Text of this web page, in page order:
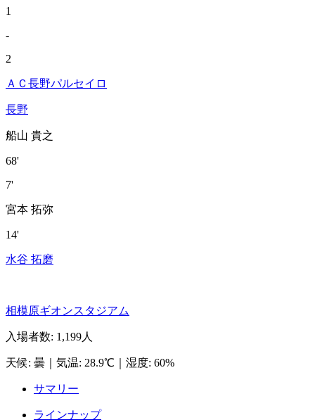
1
-
2
ＡＣ長野パルセイロ
長野
船山 貴之
68'
7'
宮本 拓弥
14'
水谷 拓磨
相模原ギオンスタジアム
入場者数: 1,199人
天候: 曇 気温: 28.9℃ 湿度: 60%
サマリー
ラインナップ